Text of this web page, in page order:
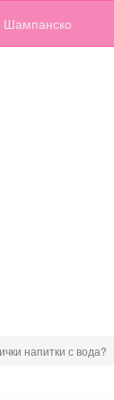
Шампанско
напитки с вода?